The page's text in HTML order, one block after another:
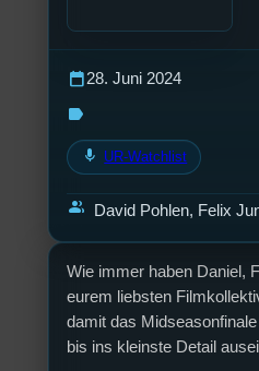
Wie immer haben Daniel,
eurem liebsten
damit das
bis ins kleinste Detail
calendar_today28. Juni 2024
label
mic UR-Watchlist
group David Pohlen, Felix